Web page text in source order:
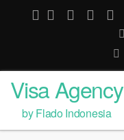
Visa Agency
by Flado Indonesia